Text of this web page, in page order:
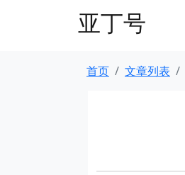
亚丁号
首页 文章列表